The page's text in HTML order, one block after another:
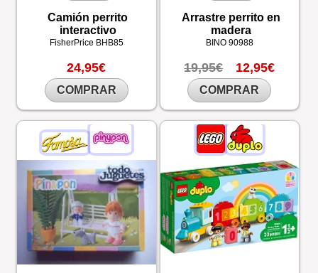
Camión perrito
interactivo
FisherPrice BHB85
24,95€
COMPRAR
Arrastre perrito en
madera
BINO 90988
19,95€ 12,95€
COMPRAR